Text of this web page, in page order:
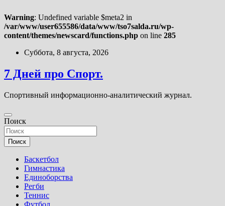
Warning: Undefined variable $meta2 in
/var/www/user655586/data/www/tso7salda.ru/wp-
content/themes/newscard/functions.php on line 285
Перейти
содержимому
Суббота, 8 августа, 2026
7 Дней про Спорт.
Спортивный информационно-аналитический журнал.
Поиск
Поиск
Баскетбол
Гимнастика
Единоборства
Регби
Теннис
Футбол